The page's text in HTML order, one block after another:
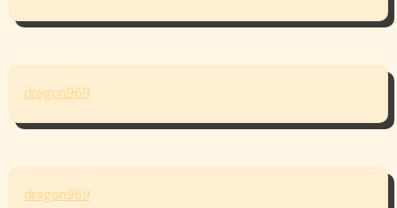
dragon969
dragon969